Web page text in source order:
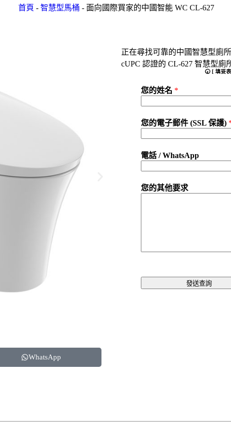
首頁 - 智慧型馬桶 - 面向國際買家的中國智能 WC CL-627
WhatsApp
正在尋找可靠的中國智慧型廁
cUPC 認證的 CL-627 智慧型廁
🕢 [ 填妥
您的姓名 *
您的電子郵件 (SSL 保護)
電話 / WhatsApp
您的其他要求
發送查詢